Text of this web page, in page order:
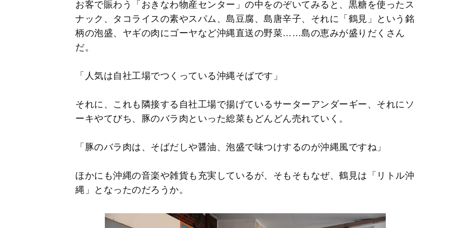
お客で賑わう「おきなわ物産センター」の中をのぞいてみると、黒糖を使ったス
ナック、タコライスの素やスパム、島豆腐、島唐辛子、それに「鶴見」という銘
柄の泡盛、ヤギの肉にゴーヤなど沖縄直送の野菜……島の恵みが盛りだくさん
だ。
「人気は自社工場でつくっている沖縄そばです」
それに、これも隣接する自社工場で揚げているサーターアンダーギー、それにソ
ーキやてびち、豚のバラ肉といった総菜もどんどん売れていく。
「豚のバラ肉は、そばだしや醤油、泡盛で味つけするのが沖縄風ですね」
ほかにも沖縄の音楽や雑貨も充実しているが、そもそもなぜ、鶴見は「リトル沖
縄」となったのだろうか。